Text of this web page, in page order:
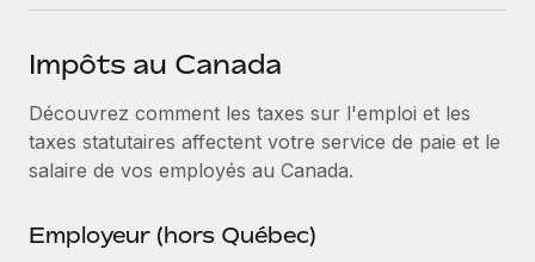
notre MCP
Intégrations
SERVICES
Recevez des conseils d’experts sur les RH à
Partenaires stratégiques de la tech
Devenir partenaire
Explorez avec nous vos opportunités de partenariat
Conseil en intégrations et automatisations assistées par
Événements
Salle de presse
Données sur les salaires et les talents
Centre de ressources
Impôts au Canada
Découvrez comment les taxes sur l'emploi et les
taxes statutaires affectent votre service de paie et le
salaire de vos employés au Canada.
Employeur (hors Québec)